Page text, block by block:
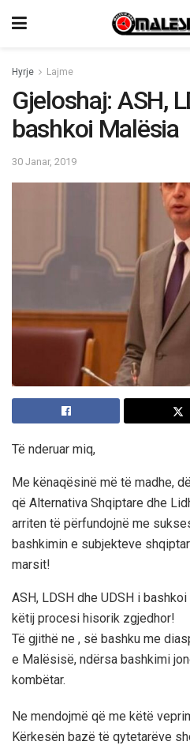
Hyrje Lajme
Gjeloshaj: ASH,
bashkoi Malësia
30 Janar, 2019
Të nderuar miq,
Me kënaqësinë më të madhe,
që Alternativa Shqiptare dhe
arriten të përfundojnë me
bashkimin e subjekteve
marsit!
ASH, LDSH dhe UDSH i
këtij procesi hisorik zgjedhor!
Të gjithë ne , së bashku me
e Malësisë, ndërsa bashkimi
kombëtar.
Ne mendojmë që me këtë
Kërkesën bazë të qytetarëve